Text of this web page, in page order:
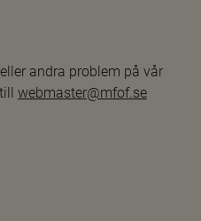
andra problem på vår
webmaster@mfof.se